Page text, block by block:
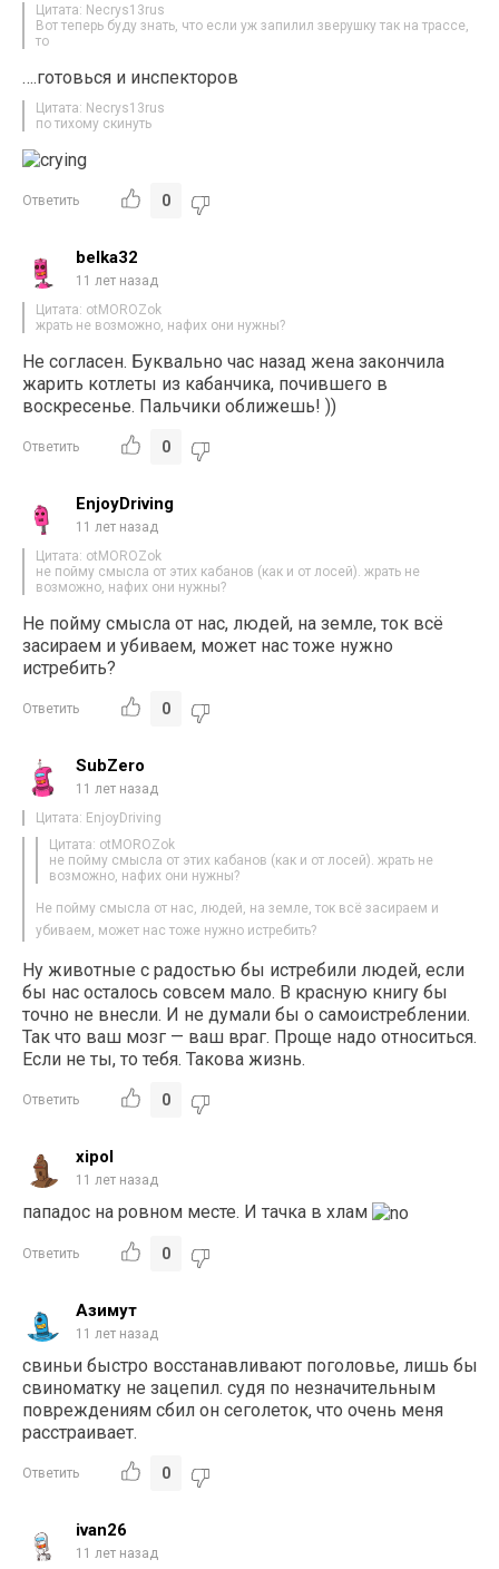
Цитата: Necrys13rus
Вот теперь буду знать, что если уж запилил зверушку так на трассе,
то
….готовься и инспекторов
Цитата: Necrys13rus
по тихому скинуть
Ответить 0
belka32
11 лет назад
Цитата: otMOROZok
жрать не возможно, нафих они нужны?
Не согласен. Буквально час назад жена закончила
жарить котлеты из кабанчика, почившего в
воскресенье. Пальчики оближешь! ))
Ответить 0
EnjoyDriving
11 лет назад
Цитата: otMOROZok
не пойму смысла от этих кабанов (как и от лосей). жрать не
возможно, нафих они нужны?
Не пойму смысла от нас, людей, на земле, ток всё
засираем и убиваем, может нас тоже нужно
истребить?
Ответить 0
SubZero
11 лет назад
Цитата: EnjoyDriving
Цитата: otMOROZok
не пойму смысла от этих кабанов (как и от лосей). жрать не
возможно, нафих они нужны?
Не пойму смысла от нас, людей, на земле, ток всё засираем и
убиваем, может нас тоже нужно истребить?
Ну животные с радостью бы истребили людей, если
бы нас осталось совсем мало. В красную книгу бы
точно не внесли. И не думали бы о самоистреблении.
Так что ваш мозг — ваш враг. Проще надо относиться.
Если не ты, то тебя. Такова жизнь.
Ответить 0
xipol
11 лет назад
пападос на ровном месте. И тачка в хлам
Ответить 0
Азимут
11 лет назад
свиньи быстро восстанавливают поголовье, лишь бы
свиноматку не зацепил. судя по незначительным
повреждениям сбил он сеголеток, что очень меня
расстраивает.
Ответить 0
ivan26
11 лет назад